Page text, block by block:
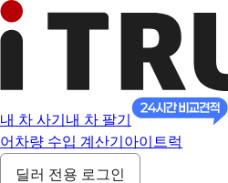
내 차 사기 내 차 팔기
어 차량 수입 계산기 아이트럭
딜러 전용 로그인